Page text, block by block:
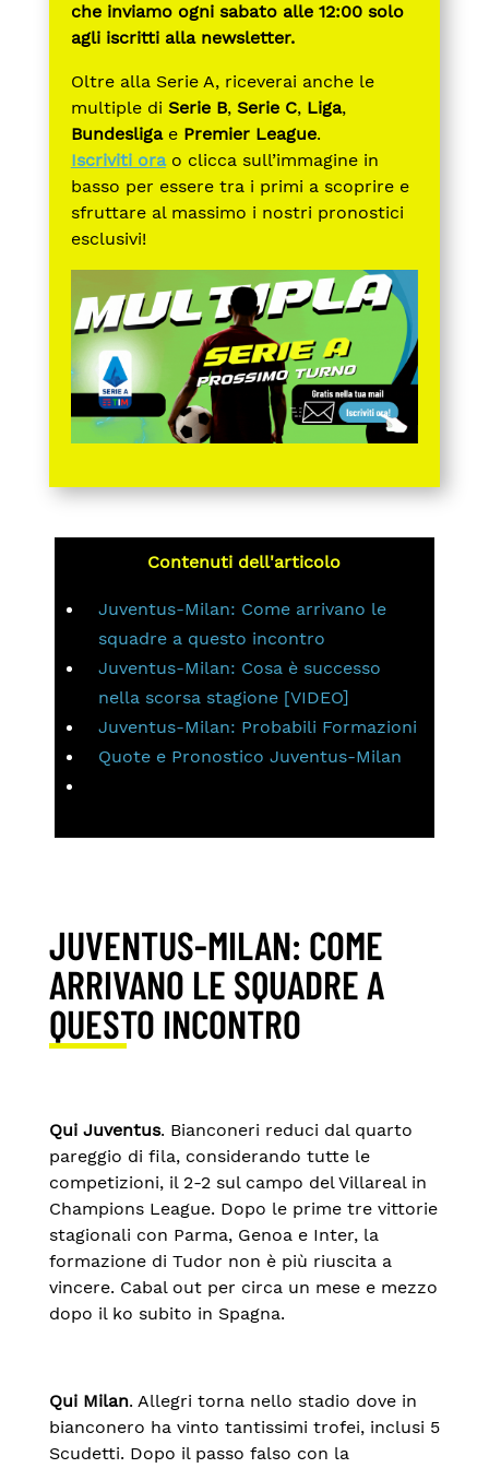
che inviamo ogni sabato alle 12:00 solo
agli iscritti alla newsletter.
Oltre alla Serie A, riceverai anche le
multiple di Serie B, Serie C, Liga,
Bundesligae Premier League.
Iscriviti orao clicca sull’immagine in
basso per essere tra i primi a scoprire e
sfruttare al massimo i nostri pronostici
esclusivi!
Contenuti dell'articolo
Juventus-Milan: Come arrivano le
squadre a questo incontro
Juventus-Milan: Cosa è successo
nella scorsa stagione [VIDEO]
Juventus-Milan: Probabili Formazioni
Quote e Pronostico Juventus-Milan
JUVENTUS-MILAN: COME
ARRIVANO LE SQUADRE A
QUESTO INCONTRO
Qui Juventus. Bianconeri reduci dal quarto
pareggio di fila, considerando tutte le
competizioni, il 2-2 sul campo del Villareal in
Champions League. Dopo le prime tre vittorie
stagionali con Parma, Genoa e Inter, la
formazione di Tudor non è più riuscita a
vincere. Cabal out per circa un mese e mezzo
dopo il ko subito in Spagna.
Qui Milan. Allegri torna nello stadio dove in
bianconero ha vinto tantissimi trofei, inclusi 5
Scudetti. Dopo il passo falso con la